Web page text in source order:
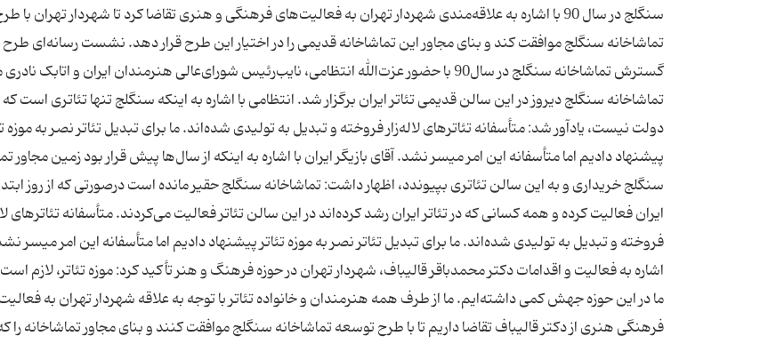
سنگلج در سال 90 با اشاره به علاقه‌مندی‌ شهردار تهران به فعالیت‌های فرهنگی و هنری تقاضا کرد تا شهردار تهران
تماشاخانه سنگلج موافقت کند و بنای مجاور این تماشاخانه قدیمی را در اختیار این طرح قرار دهد. نشست رسانه‌ای
گسترش تماشاخانه سنگلج در سال90 با حضور عزت‌الله انتظامی، نایب‌رئیس شورای‌عالی هنرمندان ایران و اتابک
تماشاخانه سنگلج دیروز در این سالن قدیمی تئاتر ایران برگزار شد. انتظامی با اشاره به اینکه سنگلج تنها تئاتری است
دولت نیست، یادآور شد: متأسفانه تئاتر‌های لاله‌زار فروخته و تبدیل به تولیدی شده‌اند. ما برای تبدیل تئاتر نصر به موزه
پیشنهاد دادیم اما متأسفانه این امر میسر نشد. آقای بازیگر ایران با اشاره به اینکه از سال‌ها پیش قرار بود زمین مجاور
سنگلج خریداری و به این سالن تئاتری بپیوندد، اظهار داشت: تماشاخانه سنگلج حقیر مانده است درصورتی که از روز ابتدا
ایران فعالیت کرده و همه کسانی که در تئاتر ایران رشد کرده‌اند در این سالن تئاتر فعالیت می‌کردند. متأسفانه تئاتر‌های
فروخته و تبدیل به تولیدی شده‌اند. ما برای تبدیل تئاتر نصر به موزه تئاتر پیشنهاد دادیم اما متأسفانه این امر میسر
اشاره به فعالیت و اقدامات دکتر محمدباقر قالیباف، شهردار تهران در حوزه فرهنگ و هنر تأکید کرد: موزه تئاتر، لازم
ما در این حوزه جهش کمی داشته‌ایم. ما از طرف همه هنرمندان و خانواده تئاتر با توجه به علاقه‌ شهردار تهران به
فرهنگی هنری از دکتر قالیباف تقاضا داریم تا با طرح توسعه تماشاخانه سنگلج موافقت کنند و بنای مجاور تماشاخانه را